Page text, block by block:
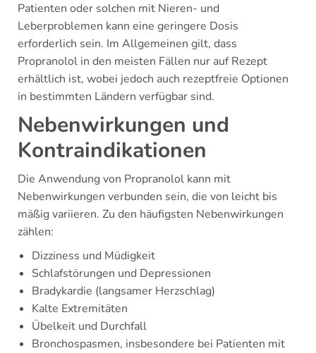
Patienten oder solchen mit Nieren- und
Leberproblemen kann eine geringere Dosis
erforderlich sein. Im Allgemeinen gilt, dass
Propranolol in den meisten Fällen nur auf Rezept
erhältlich ist, wobei jedoch auch rezeptfreie Optionen
in bestimmten Ländern verfügbar sind.
Nebenwirkungen und
Kontraindikationen
Die Anwendung von Propranolol kann mit
Nebenwirkungen verbunden sein, die von leicht bis
mäßig variieren. Zu den häufigsten Nebenwirkungen
zählen:
Dizziness und Müdigkeit
Schlafstörungen und Depressionen
Bradykardie (langsamer Herzschlag)
Kalte Extremitäten
Übelkeit und Durchfall
Bronchospasmen, insbesondere bei Patienten mit